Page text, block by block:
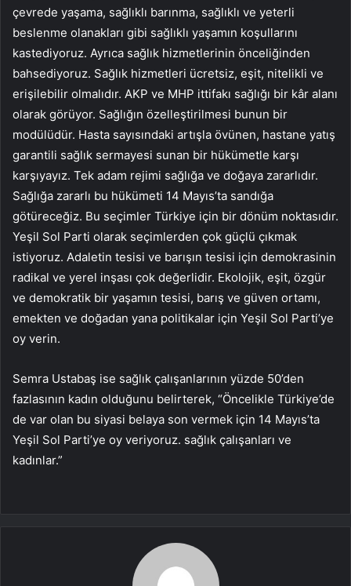
çevrede yaşama, sağlıklı barınma, sağlıklı ve yeterli
beslenme olanakları gibi sağlıklı yaşamın koşullarını
kastediyoruz. Ayrıca sağlık hizmetlerinin önceliğinden
bahsediyoruz. Sağlık hizmetleri ücretsiz, eşit, nitelikli ve
erişilebilir olmalıdır. AKP ve MHP ittifakı sağlığı bir kâr alanı
olarak görüyor. Sağlığın özelleştirilmesi bunun bir
modülüdür. Hasta sayısındaki artışla övünen, hastane yatış
garantili sağlık sermayesi sunan bir hükümetle karşı
karşıyayız. Tek adam rejimi sağlığa ve doğaya zararlıdır.
Sağlığa zararlı bu hükümeti 14 Mayıs’ta sandığa
götüreceğiz. Bu seçimler Türkiye için bir dönüm noktasıdır.
Yeşil Sol Parti olarak seçimlerden çok güçlü çıkmak
istiyoruz. Adaletin tesisi ve barışın tesisi için demokrasinin
radikal ve yerel inşası çok değerlidir. Ekolojik, eşit, özgür
ve demokratik bir yaşamın tesisi, barış ve güven ortamı,
emekten ve doğadan yana politikalar için Yeşil Sol Parti’ye
oy verin.
Semra Ustabaş ise sağlık çalışanlarının yüzde 50’den
fazlasının kadın olduğunu belirterek, “Öncelikle Türkiye’de
de var olan bu siyasi belaya son vermek için 14 Mayıs’ta
Yeşil Sol Parti’ye oy veriyoruz. sağlık çalışanları ve
kadınlar.”